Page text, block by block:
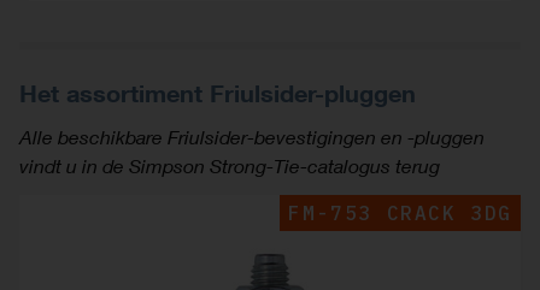
Het assortiment Friulsider-pluggen
Alle beschikbare Friulsider-bevestigingen en -pluggen
vindt u in de Simpson Strong-Tie-catalogus terug
FM-753 CRACK 3DG